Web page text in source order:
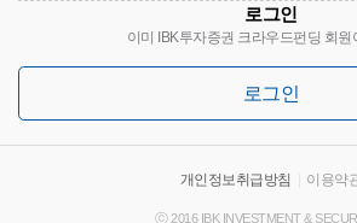
로그인
이미 IBK투자증권 크라우드펀딩 회원
로그인
개인정보취급방침 이용약
ⓒ 2016 IBK INVESTMENT &